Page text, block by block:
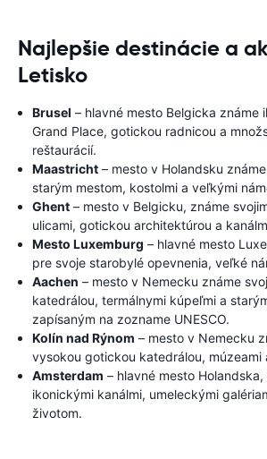
Najlepšie destinácie a
Letisko
Brusel – hlavné mesto Belgicka známe
Grand Place, gotickou radnicou a
reštaurácií.
Maastricht – mesto v Holandsku
starým mestom, kostolmi a veľkými
Ghent – mesto v Belgicku, známe
ulicami, gotickou architektúrou a
Mesto Luxemburg – hlavné mesto
pre svoje starobylé opevnenia, veľké
Aachen – mesto v Nemecku známe
katedrálou, termálnymi kúpeľmi a
zapísaným na zozname UNESCO.
Kolín nad Rýnom – mesto v Nemecku
vysokou gotickou katedrálou, múzeami
Amsterdam – hlavné mesto
ikonickými kanálmi, umeleckými
životom.